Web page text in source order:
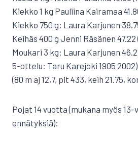
Kiekko 1 kg Pauliina Kairamaa
Kiekko 750 g: Laura Karjunen
Keihäs 400 g Jenni Räsänen 47.22
Moukari 3 kg: Laura Karjunen
5-ottelu: Taru Karejoki 1905 2002)
(80 m aj 12,7, pit 433, keih 21.75,
Pojat 14 vuotta (mukana myös
ennätyksiä):